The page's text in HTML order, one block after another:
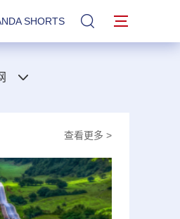
SHORTS 站内搜索
查看更多 >